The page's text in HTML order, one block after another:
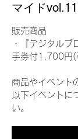
マイド
販売商品
・『デジタル
手券付1,700円(
商品やイベント
以下イベントに
い。